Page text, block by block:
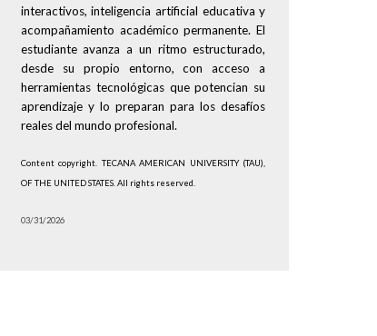
interactivos, inteligencia artificial educativa y
acompañamiento académico permanente. El
estudiante avanza a un ritmo estructurado,
desde su propio entorno, con acceso a
herramientas tecnológicas que potencian su
aprendizaje y lo preparan para los desafíos
reales del mundo profesional.
Content copyright. TECANA AMERICAN UNIVERSITY (TAU),
OF THE UNITED STATES. All rights reserved.
03/31/2026